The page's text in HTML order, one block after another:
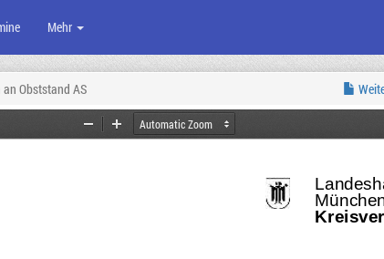
Mehr
Obststand AS
Zoom Zoom